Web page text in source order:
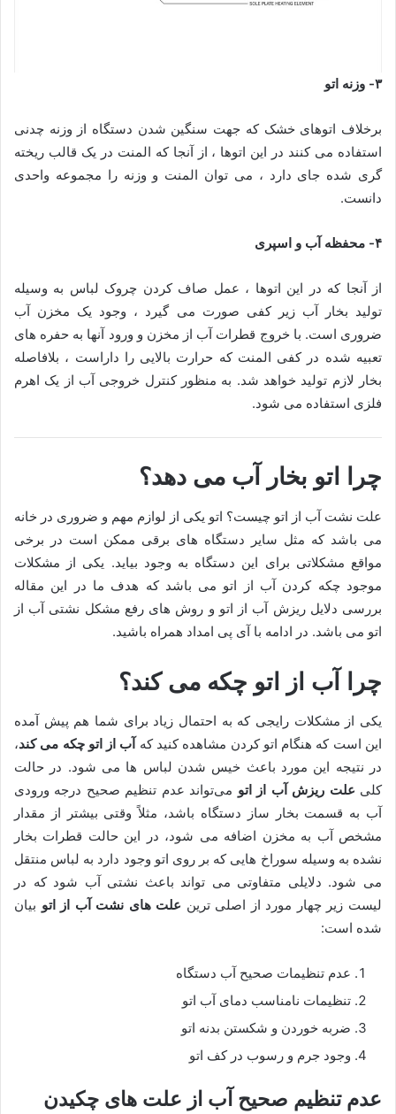
۳- وزنه اتو
برخلاف اتوهای خشک که جهت سنگین شدن دستگاه از وزنه چدنی
استفاده می کنند در این اتوها ، از آنجا که المنت در یک قالب ریخته
گری شده جای دارد ، می توان المنت و وزنه را مجموعه واحدی
دانست.
۴- محفظه آب و اسپری
از آنجا که در این اتوها ، عمل صاف کردن چروک لباس به وسیله
تولید بخار آب زیر کفی صورت می گیرد ، وجود یک مخزن آب
ضروری است. با خروج قطرات آب از مخزن و ورود آنها به حفره های
تعبیه شده در کفی المنت که حرارت بالایی را داراست ، بلافاصله
بخار لازم تولید خواهد شد. به منظور کنترل خروجی آب از یک اهرم
فلزی استفاده می شود.
چرا اتو بخار آب می دهد؟
علت نشت آب از اتو چیست؟ اتو یکی از لوازم مهم و ضروری در خانه
می باشد که مثل سایر دستگاه های برقی ممکن است در برخی
مواقع مشکلاتی برای این دستگاه به وجود بیاید. یکی از مشکلات
موجود چکه کردن آب از اتو می باشد که هدف ما در این مقاله
بررسی دلایل ریزش آب از اتو و روش های رفع مشکل نشتی آب از
اتو می باشد. در ادامه با آی پی امداد همراه باشید.
چرا آب از اتو چکه می کند؟
یکی از مشکلات رایجی که به احتمال زیاد برای شما هم پیش آمده
این است که هنگام اتو کردن مشاهده کنید کهآب از اتو چکه می کند،
در نتیجه این مورد باعث خیس شدن لباس ها می شود. در حالت
کلی علت ریزش آب از اتو می‌تواند عدم تنظیم صحیح درجه ورودی
آب به قسمت بخار ساز دستگاه باشد، مثلاً وقتی بیشتر از مقدار
مشخص آب به مخزن اضافه می شود، در این حالت قطرات بخار
نشده به وسیله سوراخ هایی که بر روی اتو وجود دارد به لباس منتقل
می شود. دلایلی متفاوتی می تواند باعث نشتی آب شود که در
لیست زیر چهار مورد از اصلی ترین علت های نشت آب از اتو بیان
شده است:
عدم تنظیمات صحیح آب دستگاه
تنظیمات نامناسب دمای آب اتو
ضربه خوردن و شکستن بدنه اتو
وجود جرم و رسوب در کف اتو
عدم تنظیم صحیح آب از علت های چکیدن